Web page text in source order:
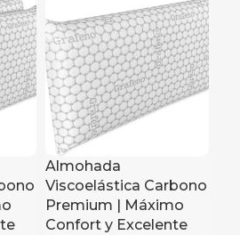
Almohada
Viscoelástica Carbono
Premium | Máximo
Confort y Excelente